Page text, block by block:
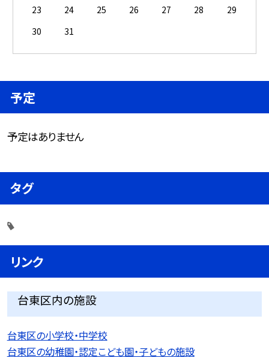
23
24 25 26 27 28
29
30
31
予定
予定はありません
タグ
リンク
台東区内の施設
台東区の小学校・中学校
台東区の幼稚園・認定こども園・子どもの施設